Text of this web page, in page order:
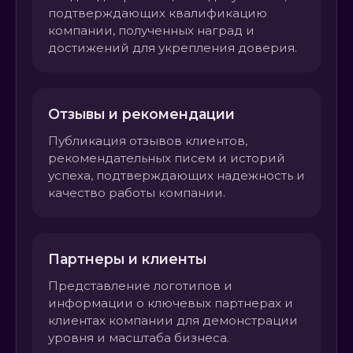
подтверждающих квалификацию
компании, полученных наград и
достижений для укрепления доверия.
Отзывы и рекомендации
Публикация отзывов клиентов,
рекомендательных писем и историй
успеха, подтверждающих надежность и
качество работы компании.
Партнеры и клиенты
Представление логотипов и
информации о ключевых партнерах и
клиентах компании для демонстрации
уровня и масштаба бизнеса.